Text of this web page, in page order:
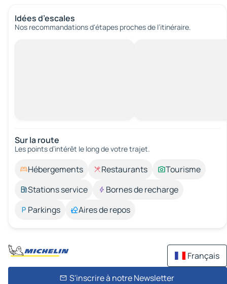
Idées d’escales
Nos recommandations d'étapes proches de l’itinéraire.
Sur la route
Les points d’intérêt le long de votre trajet.
Hébergements Restaurants
Tourisme
Stations service
Bornes de recharge
Parkings
Aires de repos
Français
S'inscrire à notre Newsletter